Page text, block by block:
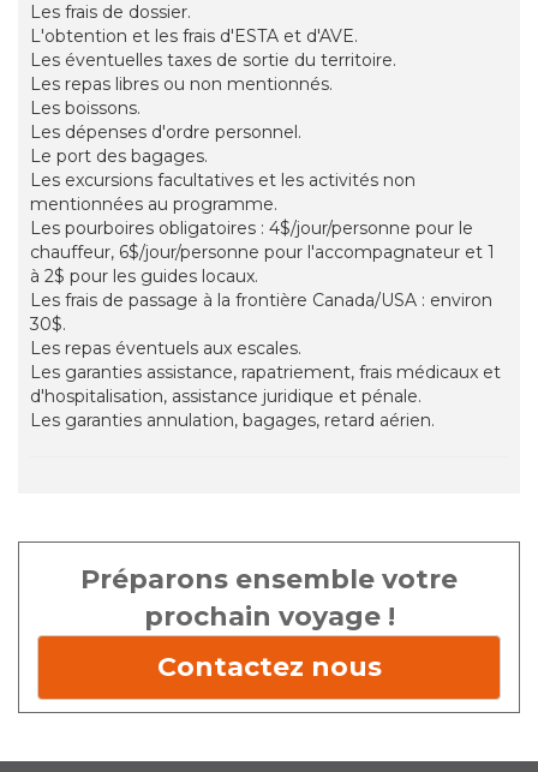
Les frais de dossier.
L'obtention et les frais d'ESTA et d'AVE.
Les éventuelles taxes de sortie du territoire.
Les repas libres ou non mentionnés.
Les boissons.
Les dépenses d'ordre personnel.
Le port des bagages.
Les excursions facultatives et les activités non
mentionnées au programme.
Les pourboires obligatoires : 4$/jour/personne pour le
chauffeur, 6$/jour/personne pour l'accompagnateur et 1
à 2$ pour les guides locaux.
Les frais de passage à la frontière Canada/USA : environ
30$.
Les repas éventuels aux escales.
Les garanties assistance, rapatriement, frais médicaux et
d'hospitalisation, assistance juridique et pénale.
Les garanties annulation, bagages, retard aérien.
Préparons ensemble votre
prochain voyage !
Contactez nous